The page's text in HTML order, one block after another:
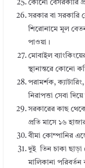
কোনো বেসরকারি
সরকার বা সরকারি
শিরোনামে মূল
পাওয়া।
মোবাইল
স্থানান্তরে কোনো
পরামর্শক,
নিরাপত্তা সেবা
সরকারের কাছ
প্রতি মাসে ১৬
বীমা কোম্পানির
দুই তিন চাকা
মালিকানা